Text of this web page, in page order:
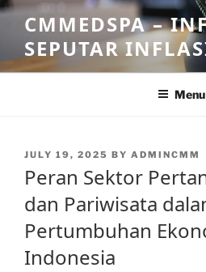
Skip
content
CMMEDSPA –
SEPUTAR
Menu
POSTED
JULY 19, 2025 BY ADMINCMM
Peran Sektor
dan Pariwisata
Pertumbuhan
Indonesia